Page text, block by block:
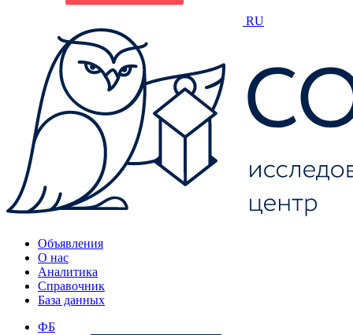
RU
Объявления
О нас
Аналитика
Справочник
База данных
ФБ